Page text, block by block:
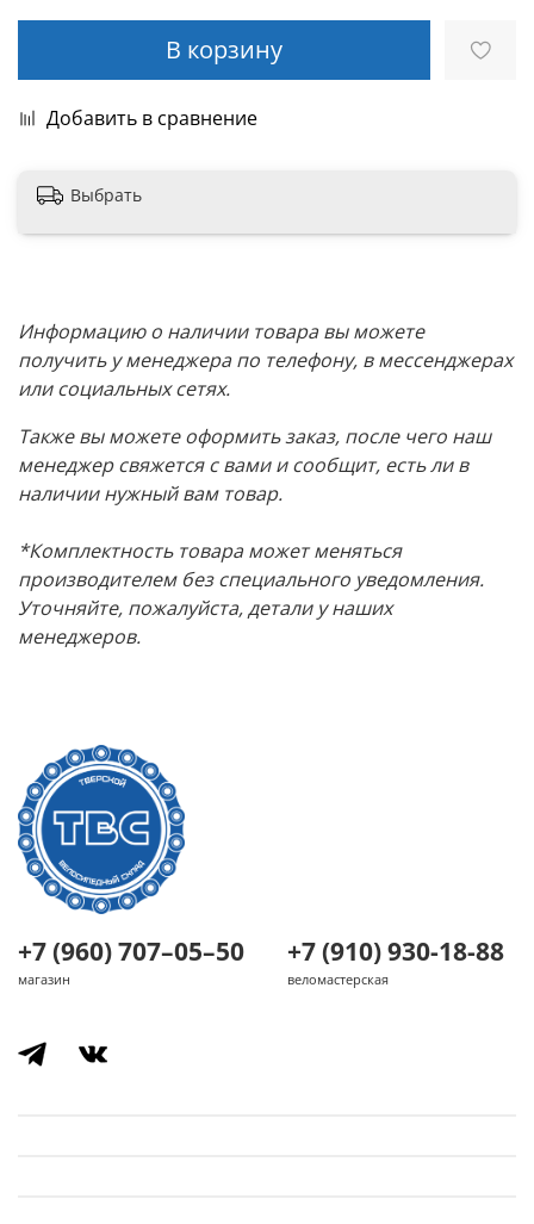
В корзину
Добавить в сравнение
Выбрать
Информацию о наличии товара вы можете
получить у менеджера по телефону, в мессенджерах
или социальных сетях.
Также вы можете оформить заказ, после чего наш
менеджер свяжется с вами и сообщит, есть ли в
наличии нужный вам товар.
*Комплектность товара может меняться
производителем без специального уведомления.
Уточняйте, пожалуйста, детали у наших
менеджеров.
+7 (960) 707–05–50
магазин
+7 (910) 930-18-88
веломастерская